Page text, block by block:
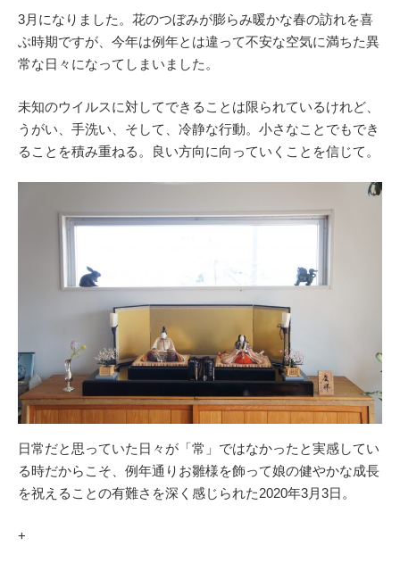
3月になりました。花のつぼみが膨らみ暖かな春の訪れを喜
ぶ時期ですが、今年は例年とは違って不安な空気に満ちた異
常な日々になってしまいました。
未知のウイルスに対してできることは限られているけれど、
うがい、手洗い、そして、冷静な行動。小さなことでもでき
ることを積み重ねる。良い方向に向っていくことを信じて。
日常だと思っていた日々が「常」ではなかったと実感してい
る時だからこそ、例年通りお雛様を飾って娘の健やかな成長
を祝えることの有難さを深く感じられた2020年3月3日。
+